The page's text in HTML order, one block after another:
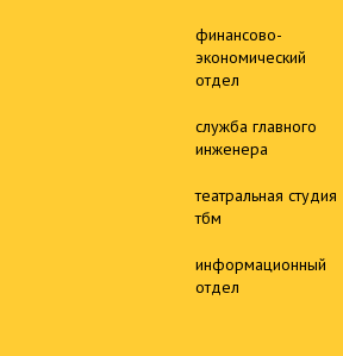
финансово-
экономический
отдел
служба главного
инженера
театральная студия
тбм
информационный
отдел